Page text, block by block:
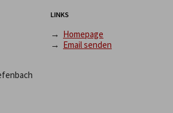
LINKS
→ Homepage
→ Email senden